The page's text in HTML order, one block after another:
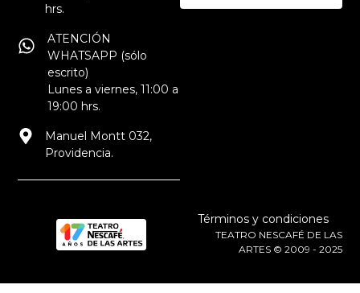
hrs.
ATENCIÓN
WHATSAPP (sólo
escrito)
Lunes a viernes, 11:00 a
19:00 hrs.
Manuel Montt 032,
Providencia.
Términos y condiciones
TEATRO NESCAFÉ DE LAS
ARTES © 2009 - 2025